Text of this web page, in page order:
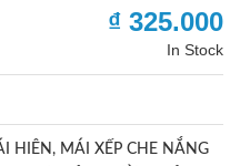
₫ 325.000
In Stock
HIÊN, MÁI XẾP CHE NẮNG